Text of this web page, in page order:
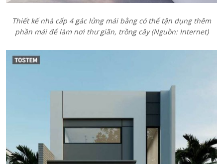
Thiết kế nhà cấp 4 gác lửng mái bằng có thể tận dụng thêm
phần mái để làm nơi thư giãn, trồng cây (Nguồn: Internet)